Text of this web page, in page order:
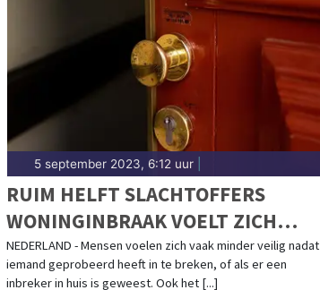
5 september 2023, 6:12 uur|
RUIM HELFT SLACHTOFFERS
WONINGINBRAAK VOELT ZICH
MINDER VEILIG
NEDERLAND - Mensen voelen zich vaak minder veilig nadat
iemand geprobeerd heeft in te breken, of als er een
inbreker in huis is geweest. Ook het [...]